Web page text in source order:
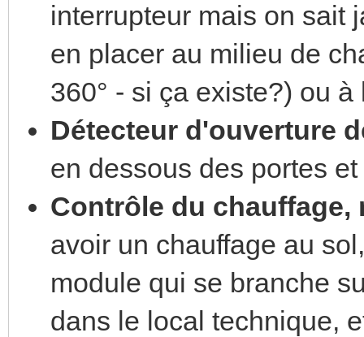
interrupteur mais on sait
en placer au milieu de
360° - si ça existe?) ou
Détecteur d'ouverture
en dessous des portes
Contrôle du chauffage,
avoir un chauffage au
module qui se branche
dans le local technique,